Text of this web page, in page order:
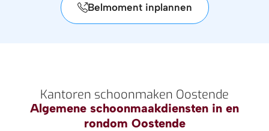
Belmoment inplannen
Kantoren schoonmaken Oostende
Algemene schoonmaakdiensten in en
rondom Oostende